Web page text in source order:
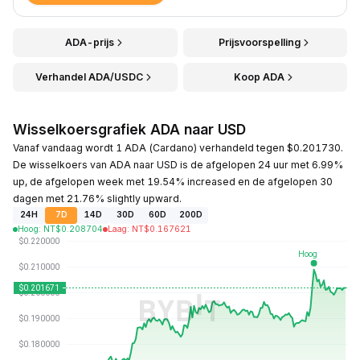
ADA-prijs Prijsvoorspelling
Verhandel ADA/USDC Koop ADA
Wisselkoersgrafiek ADA naar USD
Vanaf vandaag wordt 1 ADA (Cardano) verhandeld tegen $0.201730.
De wisselkoers van ADA naar USD is de afgelopen 24 uur met 6.99%
up, de afgelopen week met 19.54% increased en de afgelopen 30
dagen met 21.76% slightly upward.
24H 7D 14D 30D 60D
200D
Hoog: NT$0.208704 Laag: NT$0.167621